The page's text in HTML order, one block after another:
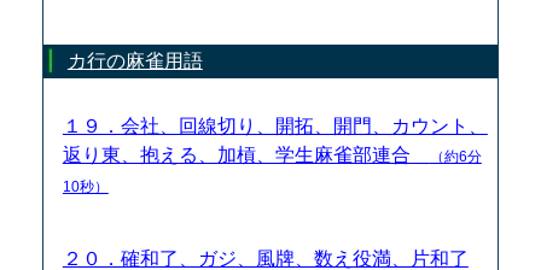
カ行の麻雀用語
１９．会社、回線切り、開拓、開門、カウント、
返り東、抱える、加槓、学生麻雀部連合
（約6分
10秒）
２０．確和了、ガジ、風牌、数え役満、片和了